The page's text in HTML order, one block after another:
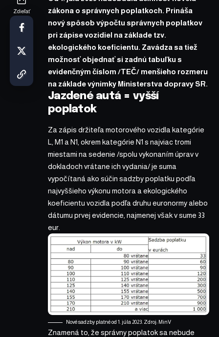
Zdieľať
zákona o správnych poplatkoch. Prináša
nový spôsob výpočtu správnych poplatkov
pri zápise vozidiel na základe tzv.
ekologického koeficientu. Zavádza sa tiež
možnosť objednať si zadnú tabuľku s
evidenčným číslom /TEČ/ menšieho rozmeru
na základe výnimky Ministerstva dopravy SR.
Jazdené autá = vyšší
poplatok
Za zápis držiteľa motorového vozidla kategórie
L, M1 a N1, okrem kategórie N1 s najviac tromi
miestami na sedenie /spolu vykonaním úprav v
dokladoch vrátane ich vydania/ je suma
vypočítaná ako súčin sadzby poplatku podľa
najvyššieho výkonu motora a ekologického
koeficientu vozidla podľa druhu euronormy alebo
dátumu prvej evidencie, najmenej však v sume 33
eur.
Nové sadzby platné od 1. júla 2023. Zdroj: MinV
Znamená to, že správny poplatok sa nebude